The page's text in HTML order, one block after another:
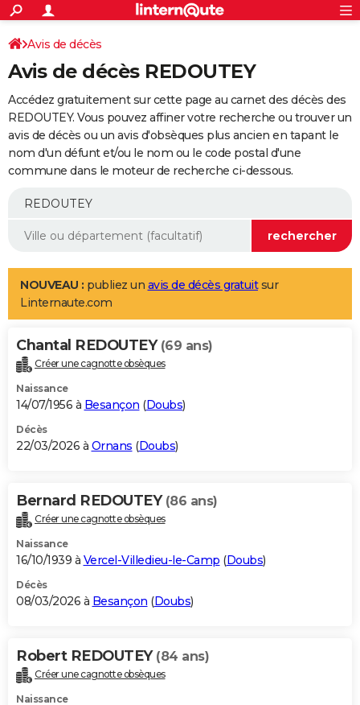
ACTUALITÉS
Politique
Société
Faits Divers
Education
Monde
Villes
+
SPORT
Coupe du monde 2026
Football
Tennis
Cyclisme
Rugby
Forum
Programme TV
TNT
Streaming
Cinéma
Sorties cinéma
Musique
+
FINANCE
Retraite
Epargne
Immobilier
Risques naturels par ville
Banque
Assurance
AUTO
Essais
Réserver un essai
Citadines
Berlines
SUV
Forum auto
+
Mobiles
Meilleur smartphone
Internet
Ordinateurs
Jeux vidéo
Guide high-tech
Aménagement intérieur
LIFESTYLE
Art de vivre
Bien-être
Loisirs
Mode
Modes de vie
Alimentation
Guide de la santé
Maladies
Médicaments
Sommeil
VOYAGE
Destinations
City break
Voyage nature
Voyage de noces
Forum
Climat
+PHOTO
GUIDES D'ACHAT
BONS PLANS
Carte de Noël
Carte Bonne année
Carte Saint-Valentin
Carte Pâques
Carte d'anniversaire
DICTIONNAIRE
Dictionnaire
Biographies
Citations
Expressions
Proverbes
PROGRAMME TV
S'inscrire
Se connecter
Lycées
Collèges
Primaires
Universités
Entreprises
Service militaire
Avis de recherche
AVIS DE DÉCÈS
Bricolage
Lifestyle
Culture
Sport
Auto
Television
Voyage
Cinema
Avis de décès
Avis de décès REDOUTEY
Accédez gratuitement sur cette page au carnet des décès des
REDOUTEY. Vous pouvez affiner votre recherche ou trouver un
avis de décès ou un avis d'obsèques plus ancien en tapant le
nom d'un défunt et/ou le nom ou le code postal d'une
commune dans le moteur de recherche ci-dessous.
NOUVEAU : publiez un avis de décès gratuitsur
Linternaute.com
Chantal REDOUTEY (69 ans)
Créer une cagnotte obsèques
Naissance
14/07/1956 à Besançon (Doubs)
Décès
22/03/2026 à Ornans (Doubs)
Bernard REDOUTEY (86 ans)
Créer une cagnotte obsèques
Naissance
16/10/1939 à Vercel-Villedieu-le-Camp (Doubs)
Décès
08/03/2026 à Besançon (Doubs)
Robert REDOUTEY (84 ans)
Créer une cagnotte obsèques
Naissance